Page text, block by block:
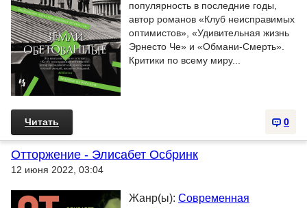
популярность в последние годы,
автор романов «Клуб неисправимых
оптимистов», «Удивительная жизнь
Эрнесто Че» и «Обмани-Смерть».
Критики по всему миру...
0
Читать
Отторжение - Элисабет Осбринк
12 июня 2022, 03:04
Жанр(ы): Современная